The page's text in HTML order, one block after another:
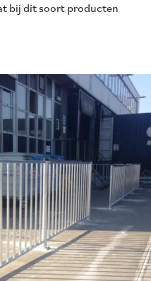
bij dit soort producten